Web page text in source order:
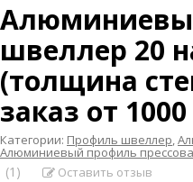
швеллер 20
(толщина
заказ от
Категории: Профиль швеллер,
Алюминиевый профиль
(1) Оставить отзыв